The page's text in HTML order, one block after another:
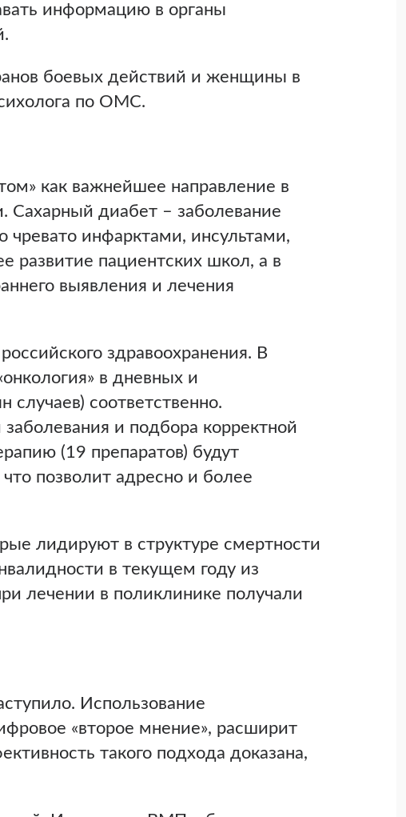
информацию в органы
боевых действий и женщины в
по ОМС.
как важнейшее направление в
Сахарный диабет – заболевание
чревато инфарктами, инсультами,
развитие пациентских школ, а в
выявления и лечения
здравоохранения. В
в дневных и
случаев) соответственно.
и подбора корректной
(19 препаратов) будут
позволит адресно и более
лидируют в структуре смертности
в текущем году из
лечении в поликлинике получали
Использование
«второе мнение», расширит
такого подхода доказана,